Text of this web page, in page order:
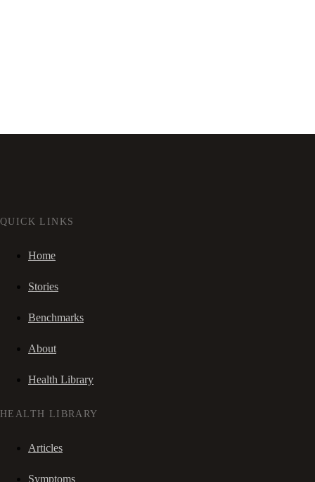
QUICK LINKS
Home
Stories
Benchmarks
About
Health Library
HEALTH LIBRARY
Articles
Symptoms